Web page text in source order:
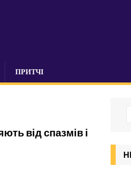
ПРИТЧІ
від спазмів і